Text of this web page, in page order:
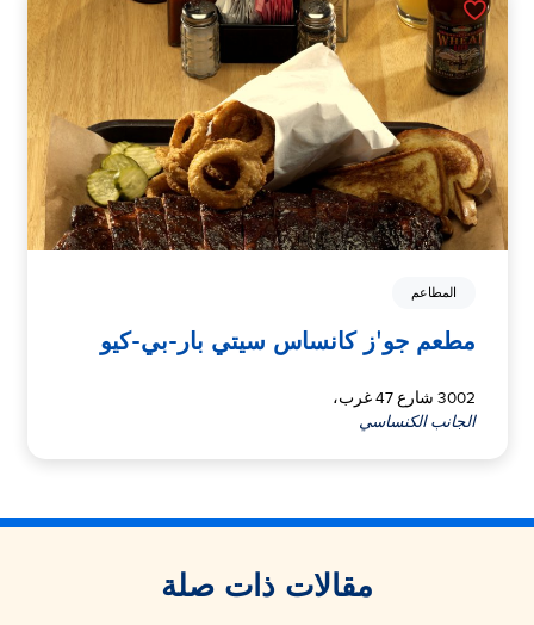
المطاعم
مطعم جو'ز كانساس سيتي بار-بي-كيو
3002 شارع 47 غرب،
الجانب الكنساسي
مقالات ذات صلة